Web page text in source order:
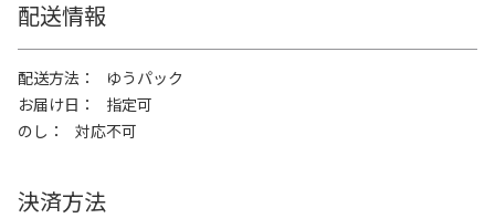
配送情報
配送方法
ゆうパック
お届け日
指定可
のし
対応不可
決済方法